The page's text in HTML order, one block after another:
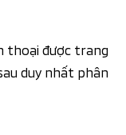
thoại được trang
duy nhất phân